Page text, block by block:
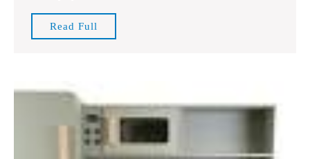
Actieve
Avonturen
Read Full
Full